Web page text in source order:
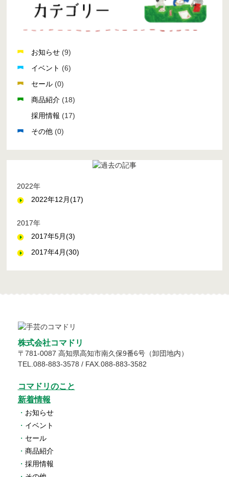
お知らせ (9)
イベント (6)
セール (0)
商品紹介 (18)
採用情報 (17)
その他 (0)
2022年
2022年12月(17)
2017年
2017年5月(3)
2017年4月(30)
株式会社コマドリ
〒 781-0087 高知県高知市南久保9番6号（卸団地内）
TEL.088-883-3578 / FAX.088-883-3582
コマドリのこと
新着情報
・ お知らせ
・ イベント
・ セール
・ 商品紹介
・ 採用情報